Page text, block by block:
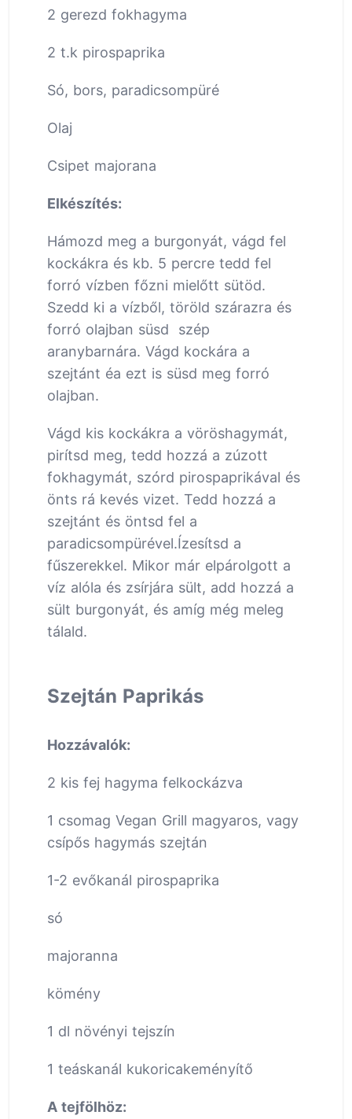
2 gerezd fokhagyma
2 t.k pirospaprika
Só, bors, paradicsompüré
Olaj
Csipet majorana
Elkészítés:
Hámozd meg a burgonyát, vágd fel
kockákra és kb. 5 percre tedd fel
forró vízben főzni mielőtt sütöd.
Szedd ki a vízből, töröld szárazra és
forró olajban süsd szép
aranybarnára. Vágd kockára a
szejtánt éa ezt is süsd meg forró
olajban.
Vágd kis kockákra a vöröshagymát,
pirítsd meg, tedd hozzá a zúzott
fokhagymát, szórd pirospaprikával és
önts rá kevés vizet. Tedd hozzá a
szejtánt és öntsd fel a
paradicsompürével.Ízesítsd a
fűszerekkel. Mikor már elpárolgott a
víz alóla és zsírjára sült, add hozzá a
sült burgonyát, és amíg még meleg
tálald.
Szejtán Paprikás
Hozzávalók:
2 kis fej hagyma felkockázva
1 csomag Vegan Grill magyaros, vagy
csípős hagymás szejtán
1-2 evőkanál pirospaprika
só
majoranna
kömény
1 dl növényi tejszín
1 teáskanál kukoricakeményítő
A tejfölhöz: